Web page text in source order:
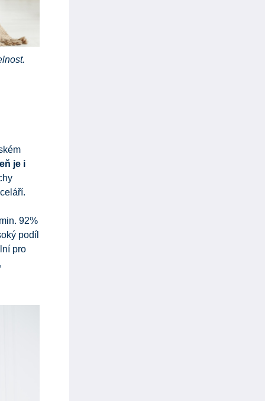
je i
92%
podíl
pro